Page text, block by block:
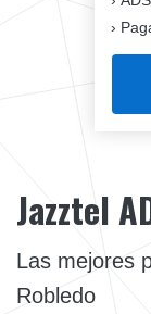
Jazztel
Las mejores
Robledo